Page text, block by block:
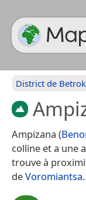
District de
Ampizana (
colline et a une
trouve à
deVoromiantsa.